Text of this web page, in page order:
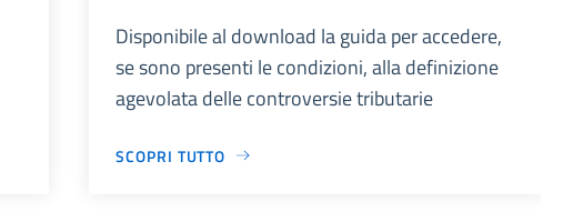
Disponibile al download la guida per accedere,
se sono presenti le condizioni, alla definizione
agevolata delle controversie tributarie
SCOPRI TUTTO